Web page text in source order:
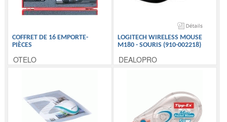
COFFRET DE 16 EMPORTE-
PIÈCES
OTELO
LOGITECH WIRELESS MOUSE
M180 - SOURIS (910-002218)
DEALOPRO